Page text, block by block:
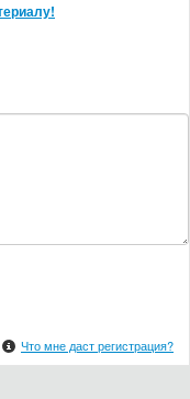
Что мне даст регистрация?